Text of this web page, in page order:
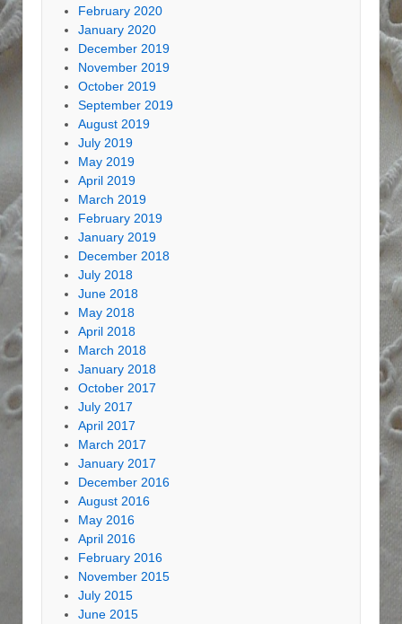
February 2020
January 2020
December 2019
November 2019
October 2019
September 2019
August 2019
July 2019
May 2019
April 2019
March 2019
February 2019
January 2019
December 2018
July 2018
June 2018
May 2018
April 2018
March 2018
January 2018
October 2017
July 2017
April 2017
March 2017
January 2017
December 2016
August 2016
May 2016
April 2016
February 2016
November 2015
July 2015
June 2015